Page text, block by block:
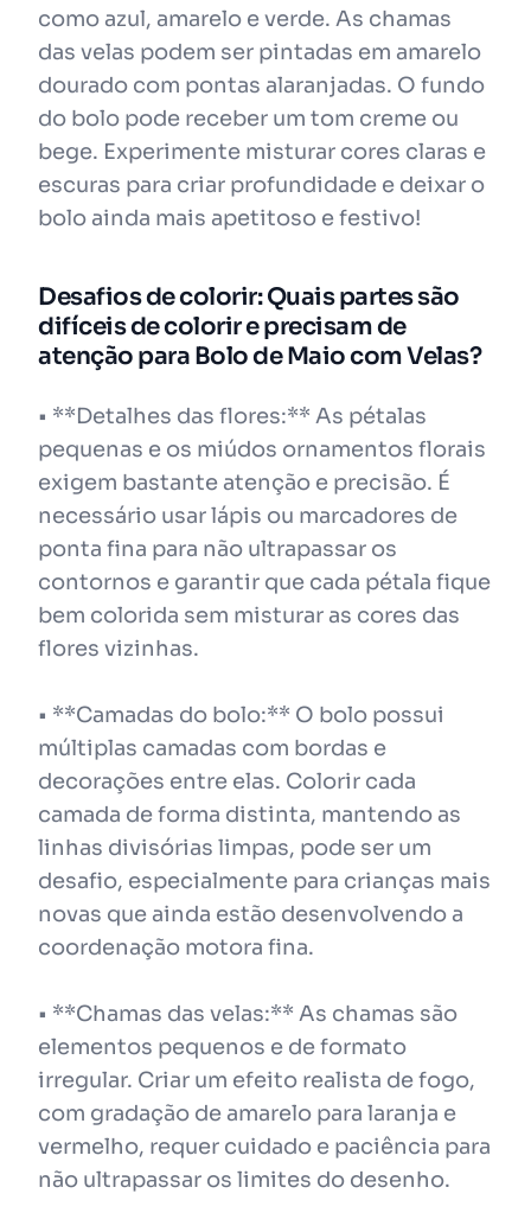
como azul, amarelo e verde. As chamas
das velas podem ser pintadas em amarelo
dourado com pontas alaranjadas. O fundo
do bolo pode receber um tom creme ou
bege. Experimente misturar cores claras e
escuras para criar profundidade e deixar o
bolo ainda mais apetitoso e festivo!
Desafios de colorir: Quais partes são
difíceis de colorir e precisam de
atenção para Bolo de Maio com Velas?
• **Detalhes das flores:** As pétalas
pequenas e os miúdos ornamentos florais
exigem bastante atenção e precisão. É
necessário usar lápis ou marcadores de
ponta fina para não ultrapassar os
contornos e garantir que cada pétala fique
bem colorida sem misturar as cores das
flores vizinhas.
• **Camadas do bolo:** O bolo possui
múltiplas camadas com bordas e
decorações entre elas. Colorir cada
camada de forma distinta, mantendo as
linhas divisórias limpas, pode ser um
desafio, especialmente para crianças mais
novas que ainda estão desenvolvendo a
coordenação motora fina.
• **Chamas das velas:** As chamas são
elementos pequenos e de formato
irregular. Criar um efeito realista de fogo,
com gradação de amarelo para laranja e
vermelho, requer cuidado e paciência para
não ultrapassar os limites do desenho.